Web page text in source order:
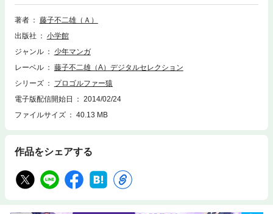
著者
藤子不二雄（Ａ）
出版社
小学館
ジャンル
少年マンガ
レーベル
藤子不二雄（A）デジタルセレクション
シリーズ
プロゴルファー猿
電子版配信開始日
2014/02/24
ファイルサイズ
40.13 MB
作品をシェアする